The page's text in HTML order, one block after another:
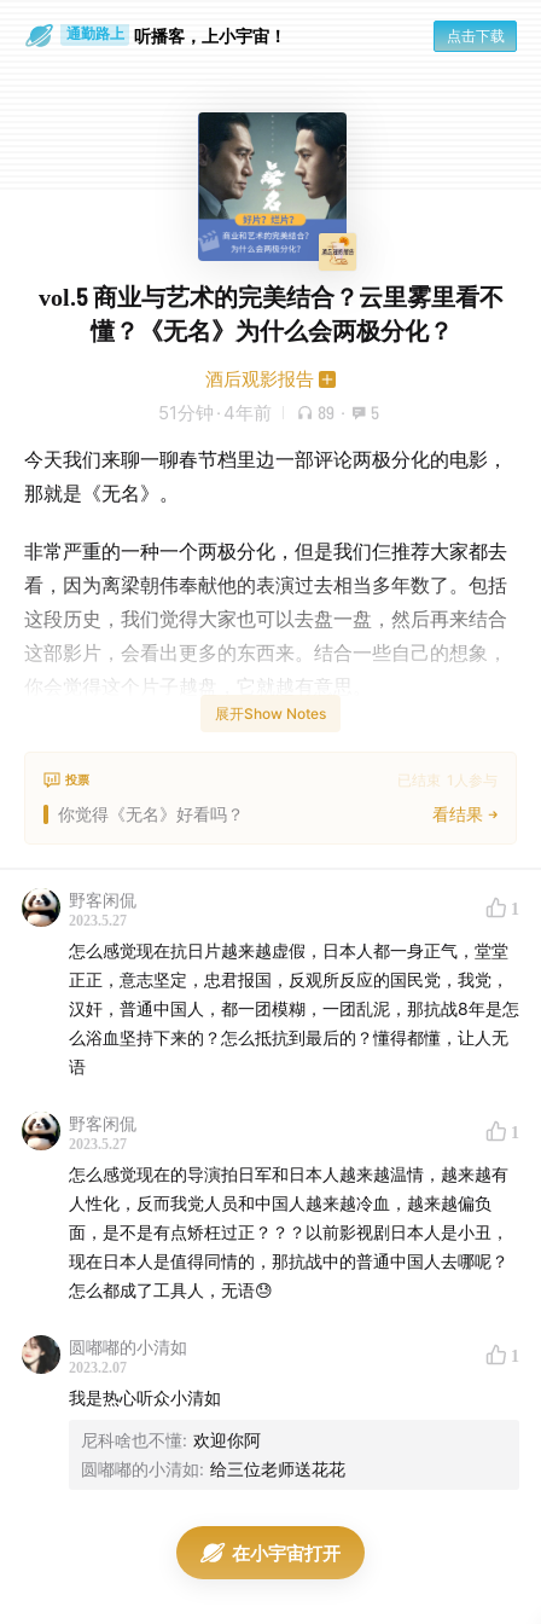
通勤路上 听播客，上小宇宙！ 点击下载
vol.5 商业与艺术的完美结合？云里雾里看不
懂？《无名》为什么会两极分化？
酒后观影报告
51分钟 · 4年前 89 · 5
今天我们来聊一聊春节档里边一部评论两极分化的电影，
那就是《无名》。
非常严重的一种一个两极分化，但是我们仨推荐大家都去
看，因为离梁朝伟奉献他的表演过去相当多年数了。包括
这段历史，我们觉得大家也可以去盘一盘，然后再来结合
这部影片，会看出更多的东西来。结合一些自己的想象，
你会觉得这个片子越盘，它就越有意思。
协，但不失为一部高水准的影片。
展开Show Notes
投票 已结束 1 人参与
你觉得《无名》好看吗？ 看结果
野客闲侃
2023.5.27
1
怎么感觉现在抗日片越来越虚假，日本人都一身正气，堂堂
正正，意志坚定，忠君报国，反观所反应的国民党，我党，
汉奸，普通中国人，都一团模糊，一团乱泥，那抗战8年是怎
么浴血坚持下来的？怎么抵抗到最后的？懂得都懂，让人无
语
野客闲侃
2023.5.27
1
怎么感觉现在的导演拍日军和日本人越来越温情，越来越有
人性化，反而我党人员和中国人越来越冷血，越来越偏负
面，是不是有点矫枉过正？？？以前影视剧日本人是小丑，
现在日本人是值得同情的，那抗战中的普通中国人去哪呢？
怎么都成了工具人，无语😓
圆嘟嘟的小清如
2023.2.07
1
我是热心听众小清如
尼科啥也不懂: 欢迎你阿
圆嘟嘟的小清如: 给三位老师送花花
在小宇宙打开